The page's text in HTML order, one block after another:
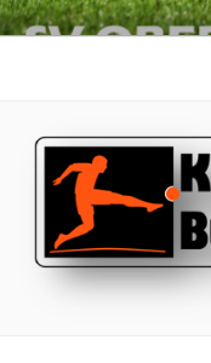
Zum
InhaltSV
die Kraft an der Spree